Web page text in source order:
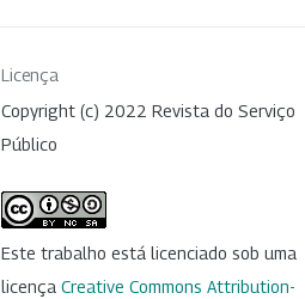
Licença
Copyright (c) 2022 Revista do Serviço
Público
Este trabalho está licenciado sob uma
licença Creative Commons Attribution-